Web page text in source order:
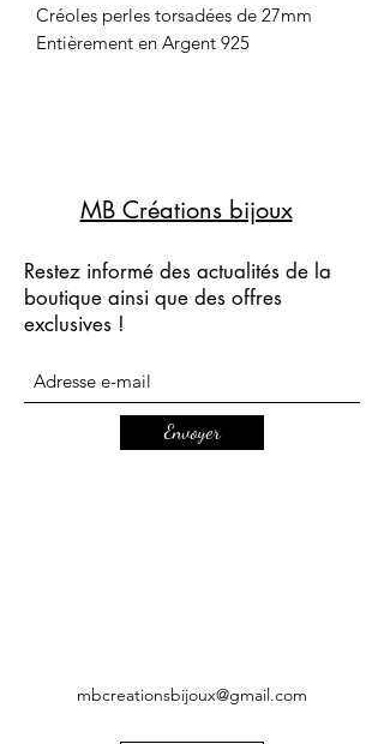
Créoles perles torsadées de 27mm
Entièrement en Argent 925
MB Créations bijoux
Restez informé des actualités de la
boutique ainsi que des offres
exclusives !
Envoyer
mbcreationsbijoux@gmail.com